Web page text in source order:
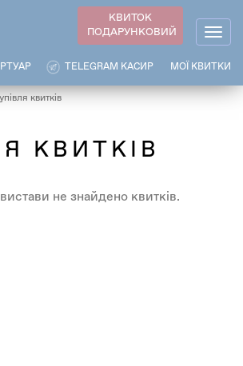
КВИТОК
ПОДАРУНКОВИЙ
МОЇ КВИТКИ
TELEGRAM КАСИР
квитків
КВИТКІВ
не знайдено квитків.